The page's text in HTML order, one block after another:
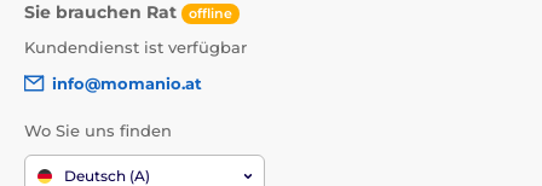
Sie brauchen Rat offline
Kundendienst ist verfügbar
info@momanio.at
Wo Sie uns finden
Deutsch (A)